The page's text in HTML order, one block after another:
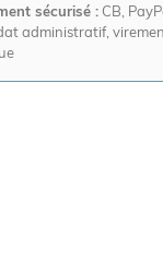
sécurisé : CB,
administratif,